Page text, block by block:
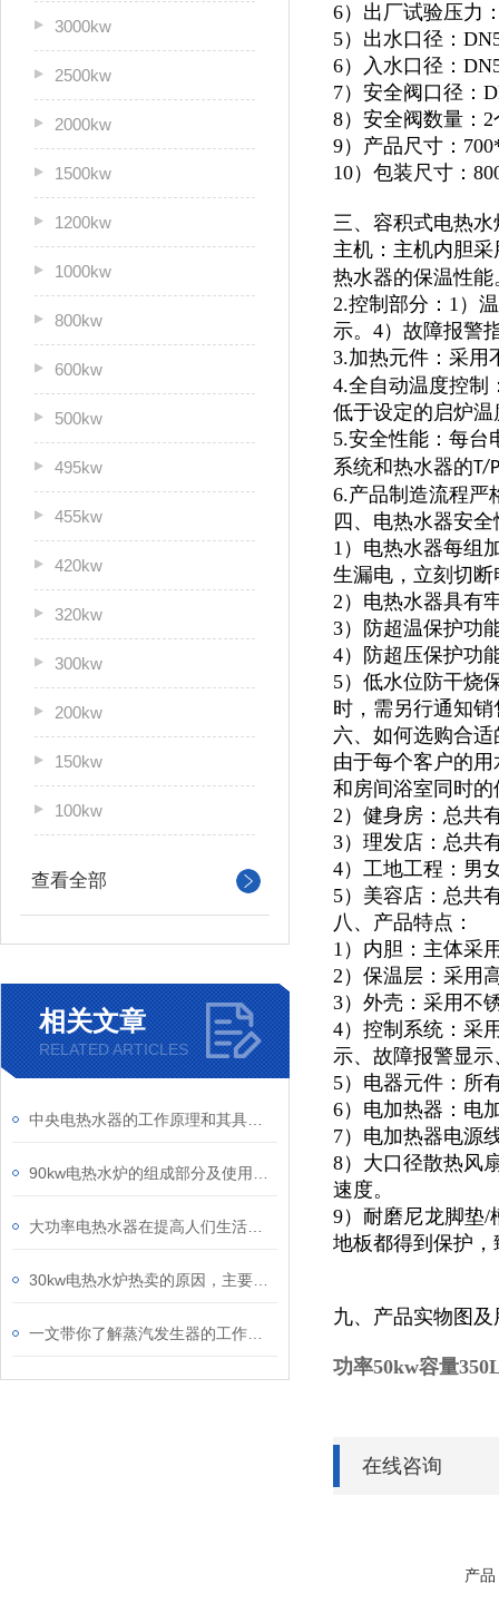
3000kw
2500kw
2000kw
1500kw
1200kw
1000kw
800kw
600kw
500kw
495kw
455kw
420kw
320kw
300kw
200kw
150kw
100kw
查看全部
相关文章
RELATED ARTICLES
6）出厂试验压力
5）出水口径：
6）入水口径：
7）安全阀口径：
8）安全阀数量：2
9）产品尺寸：
10）包装尺寸：
三、容积式电热
主机：主机内胆
热水器的保温性能
2.控制部分：1）
示。4）故障报警
3.加热元件：采用
4.全自动温度控制
低于设定的启炉
5.安全性能：每台
系统和热水器的T/P
6.产品制造流程严
四、电热水器安全
1）电热水器每组
生漏电，立刻切
2）电热水器具有
3）防超温保护功
4）防超压保护功
5）低水位防干烧
时，需另行通知
六、如何选购合
由于每个客户的
和房间浴室同时的
2）健身房：总共
3）理发店：总共
4）工地工程：男
5）美容店：总共
八、产品特点：
1）内胆：主体采
2）保温层：采用
3）外壳：采用不
4）控制系统：采
示、故障报警显
5）电器元件：所
6）电加热器：电
7）电加热器电源
8）大口径散热风
速度。
9）耐磨尼龙脚垫/
地板都得到保护
九、产品实物图
功率50kw容量
在线咨询
产品